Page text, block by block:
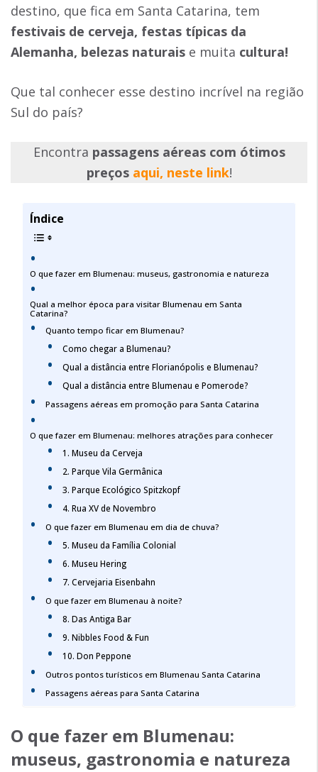
destino, que fica em Santa Catarina, tem
festivais de cerveja, festas típicas da
Alemanha, belezas naturais e muita cultura!
Que tal conhecer esse destino incrível na região
Sul do país?
Encontra passagens aéreas com ótimos
preços aqui, neste link!
Índice
O que fazer em Blumenau: museus, gastronomia e natureza
Qual a melhor época para visitar Blumenau em Santa
Catarina?
Quanto tempo ficar em Blumenau?
Como chegar a Blumenau?
Qual a distância entre Florianópolis e Blumenau?
Qual a distância entre Blumenau e Pomerode?
Passagens aéreas em promoção para Santa Catarina
O que fazer em Blumenau: melhores atrações para conhecer
1. Museu da Cerveja
2. Parque Vila Germânica
3. Parque Ecológico Spitzkopf
4. Rua XV de Novembro
O que fazer em Blumenau em dia de chuva?
5. Museu da Família Colonial
6. Museu Hering
7. Cervejaria Eisenbahn
O que fazer em Blumenau à noite?
8. Das Antiga Bar
9. Nibbles Food & Fun
10. Don Peppone
Outros pontos turísticos em Blumenau Santa Catarina
Passagens aéreas para Santa Catarina
O que fazer em Blumenau:
museus, gastronomia e natureza